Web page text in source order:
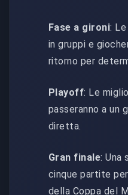
Fase a gironi:
in gruppi e
ritorno per
Playoff: Le
passeranno a un
diretta.
Gran finale: Una
cinque partite
della Coppa del